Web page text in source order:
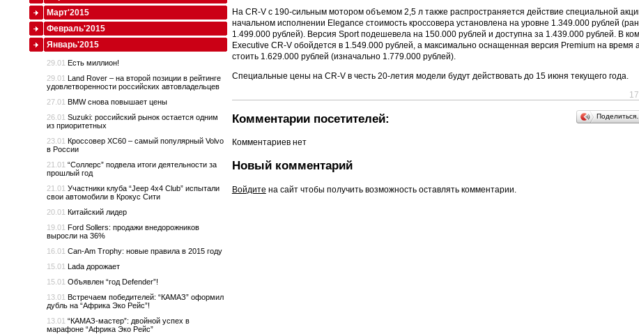
На CR-V с 190-сильным мотором объемом 2,5 л также распространяется действие специальной
начальном исполнении Elegance стоимость кроссовера установлена на уровне 1.349.000 рублей
1.499.000 рублей). Версия Sport подешевела на 150.000 рублей и доступна за 1.439.000 рублей. В
Executive CR-V обойдется в 1.549.000 рублей, а максимально оснащенная версия Premium на время
стоить 1.629.000 рублей (изначально 1.779.000 рублей).
Специальные цены на CR-V в честь 20-летия модели будут действовать до 15 июня текущего года.
Поделиться…
Комментарии посетителей:
Комментариев нет
Новый комментарий
Войдите на сайт чтобы получить возможность оставлять комментарии.
Март'2015
Февраль'2015
Январь'2015
29.01 Есть миллион!
29.01 Land Rover – на второй позиции в рейтинге
удовлетворенности российских автовладельцев
27.01 BMW снова повышает цены
26.01 Suzuki: российский рынок остается одним
из приоритетных
23.01 Кроссовер XC60 – самый популярный Volvo
в России
21.01 “Соллерс” подвела итоги деятельности за
прошлый год
21.01 Участники клуба “Jeep 4x4 Club” испытали
свои автомобили в Крокус Сити
20.01 Китайский лидер
19.01 Ford Sollers: продажи внедорожников
выросли на 36%
16.01 Can-Am Trophy: новые правила в 2015 году
15.01 Lada дорожает
15.01 Объявлен “год Defender”!
13.01 Встречаем победителей: “КАМАЗ” оформил
дубль на “Африка Эко Рейс”!
13.01 “КАМАЗ-мастер”: двойной успех в
марафоне “Африка Эко Рейс”